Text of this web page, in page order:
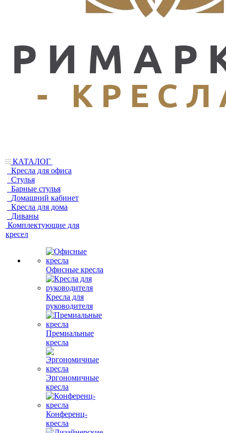
КАТАЛОГ
Кресла для офиса
Стулья
Барные стулья
Домашний кабинет
Кресла для дома
Диваны
Комплектующие для
кресел
Офисные кресла
Кресла для
руководителя
Премиальные
кресла
Эргономичные
кресла
Конференц-
кресла